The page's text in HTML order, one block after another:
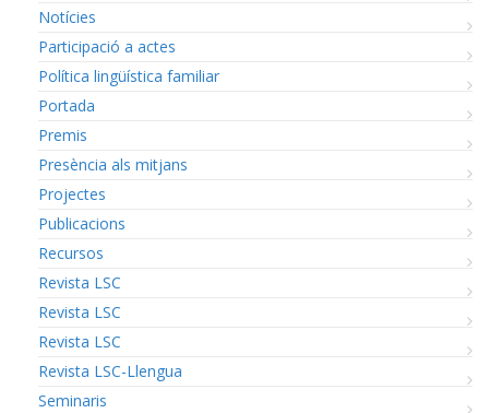
Notícies
Participació a actes
Política lingüística familiar
Portada
Premis
Presència als mitjans
Projectes
Publicacions
Recursos
Revista LSC
Revista LSC
Revista LSC
Revista LSC-Llengua
Seminaris